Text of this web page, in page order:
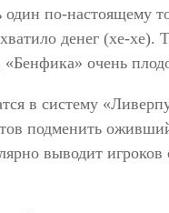
по-настоящему
денег (хе-хе).
очень
в систему
подменить
выводит